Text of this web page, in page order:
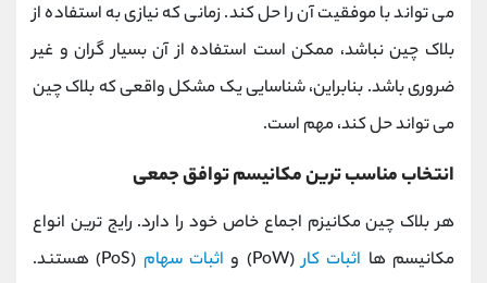
می تواند با موفقیت آن را حل کند. زمانی که نیازی به استفاده از
بلاک چین نباشد، ممکن است استفاده از آن بسیار گران و غیر
ضروری باشد. بنابراین، شناسایی یک مشکل واقعی که بلاک چین
می تواند حل کند، مهم است.
انتخاب مناسب ترین مکانیسم توافق جمعی
هر بلاک چین مکانیزم اجماع خاص خود را دارد. رایج ترین انواع
مکانیسم ها اثبات کار(PoW) و اثبات سهام
(PoS) هستند.